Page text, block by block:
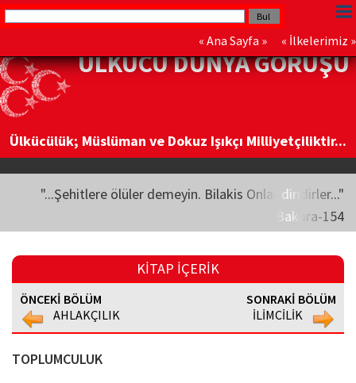
« Ana Sayfa » « İlkelerimiz »
ÜLKÜCÜ DÜNYA GÖRÜŞÜ
Ülkücülük; Müslüman ve Dokuz Işıkçı Milliyetçiliktir...
"...Şehitlere ölüler demeyin. Bilakis Onlar diridirler..."
Bakara-154
KİTAP İÇERİK
ÖNCEKİ BÖLÜM
AHLAKÇILIK
SONRAKİ BÖLÜM
İLİMCİLİK
TOPLUMCULUK